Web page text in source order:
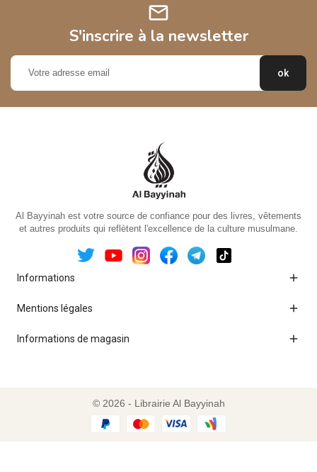
mail
S'inscrire à la newsletter
Al Bayyinah est votre source de confiance pour des livres, vêtements
et autres produits qui reflètent l'excellence de la culture musulmane.
Informations 
Mentions légales 
Informations de magasin 
© 2026 - Librairie Al Bayyinah